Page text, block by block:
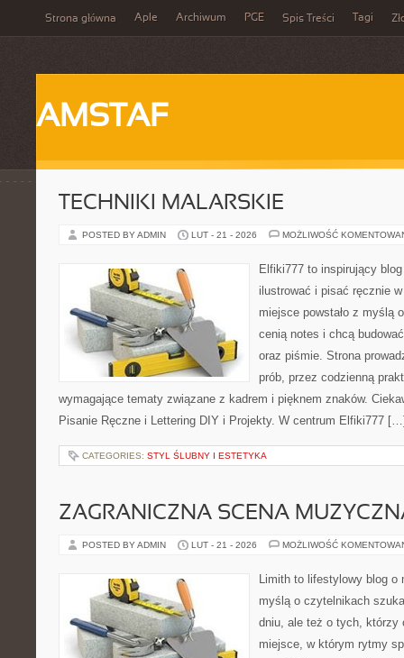
Strona główna Aple Archiwum PGE Spis Treści Tagi
AMSTAF
TECHNIKI MALARSKIE
POSTED BY ADMIN LUT - 21 - 2026 MOŻLIWOŚĆ
Elfiki777 to inspirujący
ilustrować i pisać ręcznie
miejsce powstało z myślą
cenią notes i chcą
oraz piśmie. Strona
prób, przez codzienną
wymagające tematy związane z kadrem i pięknem znaków.
Pisanie Ręczne i Lettering DIY i Projekty. W centrum Elfiki777
CATEGORIES: STYL ŚLUBNY I ESTETYKA
ZAGRANICZNA SCENA
POSTED BY ADMIN LUT - 21 - 2026 MOŻLIWOŚĆ
Limith to lifestylowy blog o
myślą o czytelnikach
dniu, ale też o tych, którzy
miejsce, w którym rytmy